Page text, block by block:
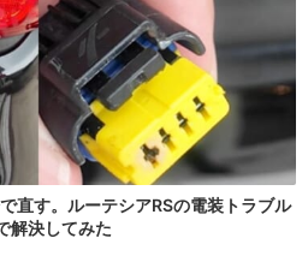
直す。ルーテシアRSの電装トラブル
解決してみた